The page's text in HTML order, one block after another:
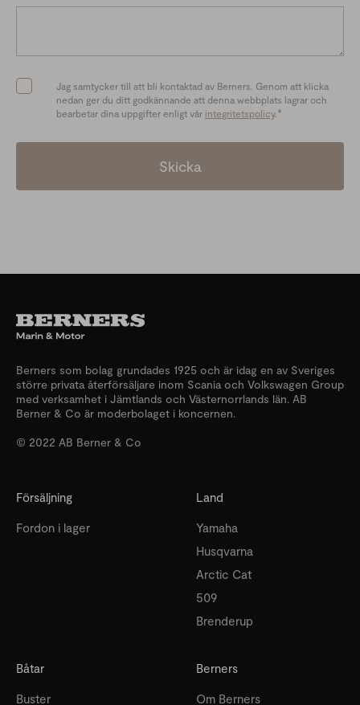
Jag samtycker till att bli kontaktad av Berners. Genom att klicka
nedan ger du ditt godkännande att denna webbplats lagrar och
bearbetar dina uppgifter enligt vår integritetspolicy. *
Berners som bolag grundades 1925 och är idag en av Sveriges
större privata återförsäljare inom Scania och Volkswagen Group
med verksamhet i Jämtlands och Västernorrlands län. AB
Berner & Co är moderbolaget i koncernen.
© 2022 AB Berner & Co
Försäljning
Fordon i lager
Land
Yamaha
Husqvarna
Arctic Cat
509
Brenderup
Båtar
Buster
Berners
Om Berners